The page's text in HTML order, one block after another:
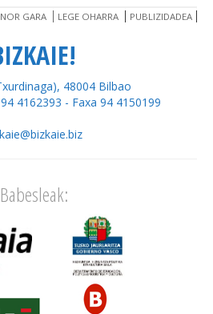
NOR GARA LEGE OHARRA PUBLIZIDADEA
48004 Bilbao
4162393 - Faxa 94 4150199
Babesleak: